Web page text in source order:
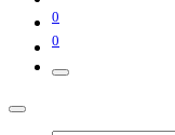
0
0